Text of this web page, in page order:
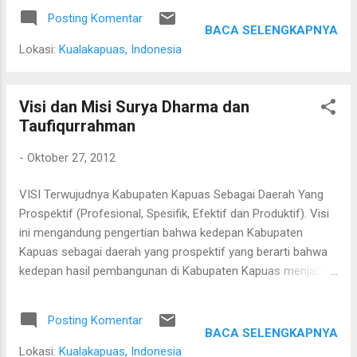
Kapuas. Ketika Informasi Kapuas
menanyakan "ada apa" kepada polisi yang
bahwa di depan rumah jabatan bupati berjejer
tameng polisi anti huru hara yang menutupi
Posting Komentar
Lokasi: Kualakapuas, Indonesia
BACA SELENGKAPNYA
Visi dan Misi Surya Dharma dan
Taufiqurrahman
- Oktober 27, 2012
VISI Terwujudnya Kabupaten Kapuas Sebagai Daerah Yang
Prospektif (Profesional, Spesifik, Efektif dan Produktif). Visi
ini mengandung pengertian bahwa kedepan Kabupaten
Kapuas sebagai daerah yang prospektif yang berarti bahwa
kedepan hasil pembangunan di Kabupaten Kapuas menjadi
prospektif merupakan singkatan dari prinsip pembangunan
daerah yang akan dikembangkan yaitu bersifat Profesional,
Spesifik, Efektif dan Produktif. Profesional berarti bahwa
Posting Komentar
Lokasi: Kualakapuas, Indonesia
BACA SELENGKAPNYA